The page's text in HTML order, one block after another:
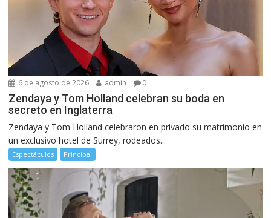
6 de agosto de 2026 admin 0
Zendaya y Tom Holland celebran su boda en
secreto en Inglaterra
Zendaya y Tom Holland celebraron en privado su matrimonio en
un exclusivo hotel de Surrey, rodeados...
Espectáculos Principal